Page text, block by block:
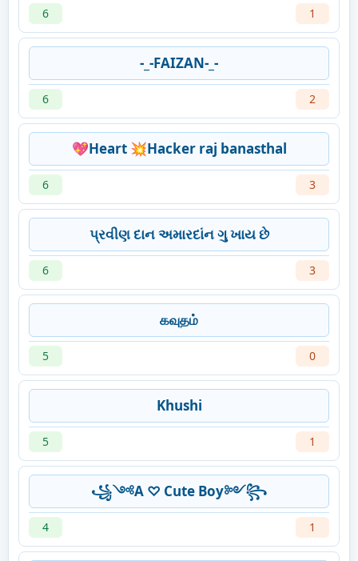
6 1
-_-FAIZAN-_-
6 2
💖Heart 💥Hacker raj banasthal
6 3
પ્રવીણ દાન અમારદાંન ગુ ખાય છે
6 3
கவுதம்
5 0
Khushi
5 1
꧁༺A ♡ Cute Boy༻꧂
4 1